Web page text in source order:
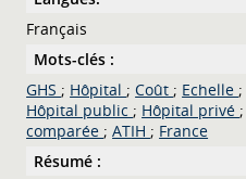
Français
Mots-clés :
GHS ; Hôpital ; Coût ; Echelle ;
Hôpital public ; Hôpital privé ;
comparée ; ATIH ; France
Résumé :